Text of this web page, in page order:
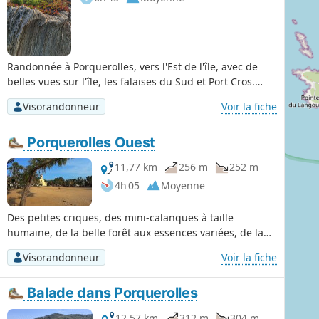
Randonnée à Porquerolles, vers l'Est de l'île, avec de
belles vues sur l'île, les falaises du Sud et Port Cros.
Proposée en cas de gros vent d'Ouest (70 km/h),
rendant l'accès à la pointe Ouest difficile. Le trajet est
basé sur une excursion à la journée sur l'île (arrivée du
bateau à 10h45, départ 17h30) et un pique-nique tardif
sur la Plage de Notre-Dame.
Visorandonneur Voir la fiche
Porquerolles Ouest
11,77 km 256 m
252 m
4h 05
Moyenne
Des petites criques, des mini-calanques à taille
humaine, de la belle forêt aux essences variées, de la
plaine agricole, des plages de sable fin, en passant par
des falaises aux vues superbes, une promenade variée
qui ne vous fera entrevoir qu'une petite moitié de la
beauté de cette île. Très important: Renseignez vous sur
les restrictions d’accès aux massifs forestiers.
Visorandonneur Voir la fiche
Balade dans Porquerolles